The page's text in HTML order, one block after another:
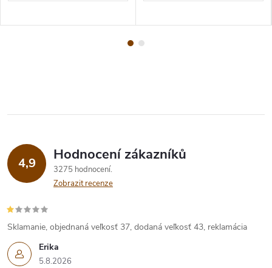
4,9 Hodnocení zákazníků
3275 hodnocení
Zobrazit recenze
Erika
5.8.2026
Sklamanie, objednaná veľkosť 37, dodaná veľkosť 43, reklamácia